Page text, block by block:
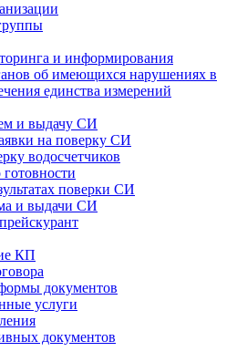
и информирования
об имеющихся нарушениях в
единства измерений
и выдачу СИ
на поверку СИ
водосчетчиков
поверки СИ
и выдачи СИ
КП
документов
услуги
документов